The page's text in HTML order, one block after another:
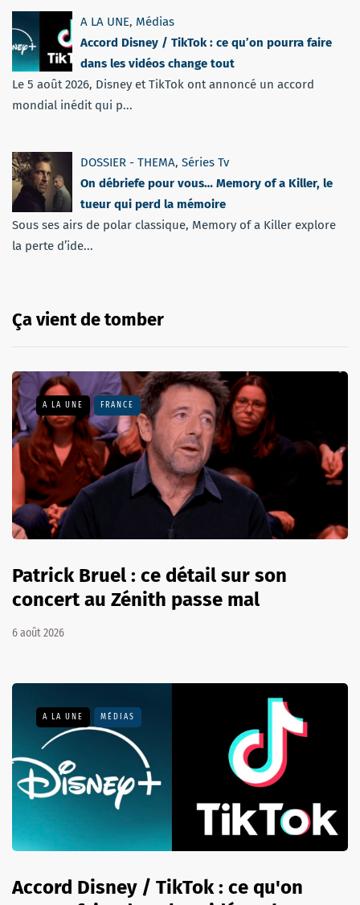
A LA UNE, Médias
Accord Disney / TikTok : ce qu’on pourra faire
dans les vidéos change tout
Le 5 août 2026, Disney et TikTok ont annoncé un accord
mondial inédit qui p...
DOSSIER - THEMA, Séries Tv
On débriefe pour vous… Memory of a Killer, le
tueur qui perd la mémoire
Sous ses airs de polar classique, Memory of a Killer explore
la perte d’ide...
Ça vient de tomber
A LA UNE FRANCE
Patrick Bruel : ce détail sur son
concert au Zénith passe mal
6 août 2026
A LA UNE MÉDIAS
Accord Disney / TikTok : ce qu'on